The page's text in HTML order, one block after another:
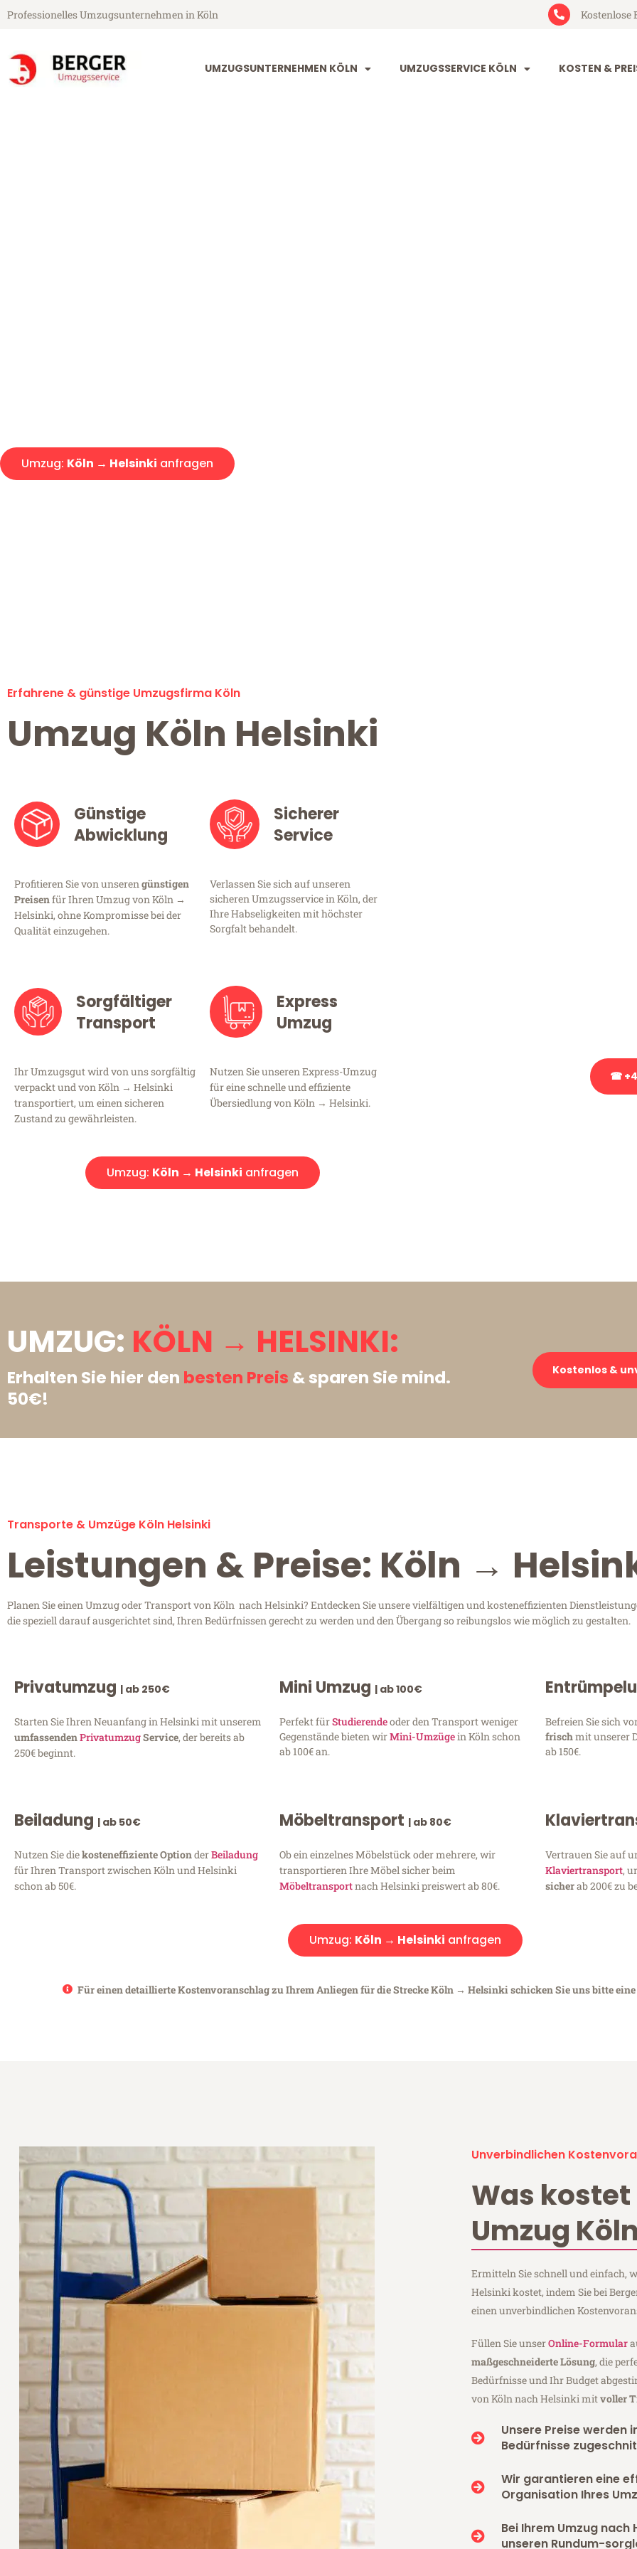
Professionelles Umzugsunternehmen in Köln Kostenlose
UMZUGSUNTERNEHMEN KÖLN UMZUGSSERVICE KÖLN KOSTEN &
Umzug: Köln → Helsinki anfragen
Erfahrene & günstige Umzugsfirma Köln
Umzug Köln Helsinki
Günstige
Abwicklung
Profitieren Sie von unserengünstigen
Preisenfür Ihren Umzug von Köln →
Helsinki, ohne Kompromisse bei der
Qualität einzugehen.
Sicherer
Service
Verlassen Sie sich auf unseren
sicheren Umzugsservice in Köln, der
Ihre Habseligkeiten mit höchster
Sorgfalt behandelt.
Sorgfältiger
Transport
Ihr Umzugsgut wird von uns sorgfältig
verpackt und von Köln → Helsinki
transportiert, um einen sicheren
Zustand zu gewährleisten.
Express
Umzug
Nutzen Sie unseren Express-Umzug
für eine schnelle und effiziente
Übersiedlung von Köln → Helsinki.
Umzug: Köln → Helsinki anfragen
☎
UMZUG: KÖLN → HELSINKI:
Erhalten Sie hier den besten Preis & sparen Sie mind.
50€!
Kostenlos &
Transporte & Umzüge Köln Helsinki
Leistungen & Preise: Köln →
Planen Sie einen Umzug oder Transport von Köln nach Helsinki? Entdecken Sie unsere vielfältigen und kosteneffizienten
die speziell darauf ausgerichtet sind, Ihren Bedürfnissen gerecht zu werden und den Übergang so reibungslos wie möglich zu gestalten.
Privatumzug | ab 250€
Starten Sie Ihren Neuanfang in Helsinki mit unserem
umfassendenPrivatumzugService, der bereits ab
250€ beginnt.
Mini Umzug | ab 100€
Perfekt fürStudierendeoder den Transport weniger
Gegenstände bieten wirMini-Umzügein Köln schon
ab 100€ an.
Befreien Sie sich
frischmit unserer
ab 150€.
Beiladung | ab 50€
Nutzen Sie diekosteneffiziente OptionderBeiladung
für Ihren Transport zwischen Köln und Helsinki
schon ab 50€.
Möbeltransport | ab 80€
Ob ein einzelnes Möbelstück oder mehrere, wir
transportieren Ihre Möbel sicher beim
Möbeltransportnach Helsinki preiswert ab 80€.
Vertrauen Sie auf
Klaviertransport,
sicherab 200€ zu
Umzug: Köln → Helsinki anfragen
Für einen detaillierte Kostenvoranschlag zu Ihrem Anliegen für die Strecke Köln → Helsinki schicken Sie uns bitte eine
Unverbindlichen
Was kostet
Umzug
Ermitteln Sie schnell und einfach,
Helsinki kostet, indem Sie bei
einen unverbindlichen
Füllen Sie unserOnline-Formular
maßgeschneiderte Lösung, die
Bedürfnisse und Ihr Budget
von Köln nach Helsinki mitvoller
Unsere Preise werden
Bedürfnisse
Wir garantieren eine
Organisation Ihres
Bei Ihrem Umzug nach
unseren Rundum-